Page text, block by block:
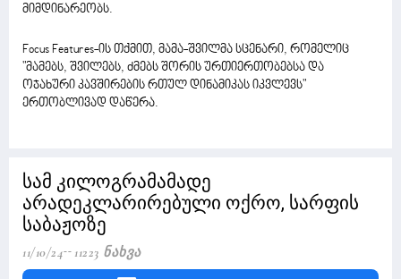
მიმდინარეობს.
Focus Features-ის თქმით, მამა-შვილმა სცენარი, რომელიც
"მამებს, შვილებს, ძმებს შორის ურთიერთობებსა და
ოჯახური კავშირების რთულ დინამიკას იკვლევს"
ერთობლივად დაწერა.
სამ კილოგრამამადე
არადეკლარირებული ოქრო, სარფის
საბაჟოზე
11/10/24 11223 Ნახვა